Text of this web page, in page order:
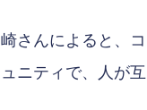
さんによると、コ
ニティで、人が互